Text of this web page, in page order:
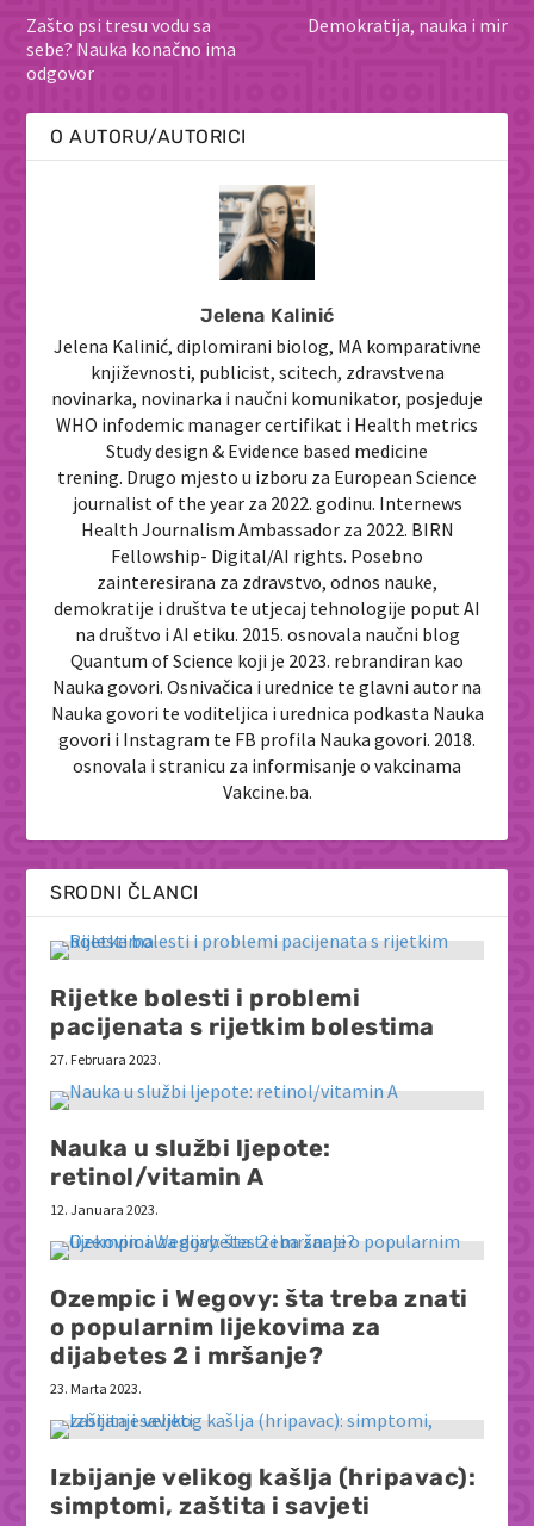
Zašto psi tresu vodu sa
sebe? Nauka konačno ima
odgovor
Demokratija, nauka i mir
O AUTORU/AUTORICI
Jelena Kalinić
Jelena Kalinić, diplomirani biolog, MA komparativne
književnosti, publicist, scitech, zdravstvena
novinarka, novinarka i naučni komunikator, posjeduje
WHO infodemic manager certifikat i Health metrics
Study design & Evidence based medicine
trening. Drugo mjesto u izboru za European Science
journalist of the year za 2022. godinu. Internews
Health Journalism Ambassador za 2022. BIRN
Fellowship- Digital/AI rights. Posebno
zainteresirana za zdravstvo, odnos nauke,
demokratije i društva te utjecaj tehnologije poput AI
na društvo i AI etiku. 2015. osnovala naučni blog
Quantum of Science koji je 2023. rebrandiran kao
Nauka govori. Osnivačica i urednice te glavni autor na
Nauka govori te voditeljica i urednica podkasta Nauka
govori i Instagram te FB profila Nauka govori. 2018.
osnovala i stranicu za informisanje o vakcinama
Vakcine.ba.
SRODNI ČLANCI
Rijetke bolesti i problemi
pacijenata s rijetkim bolestima
27. Februara 2023.
Nauka u službi ljepote:
retinol/vitamin A
12. Januara 2023.
Ozempic i Wegovy: šta treba znati
o popularnim lijekovima za
dijabetes 2 i mršanje?
23. Marta 2023.
Izbijanje velikog kašlja (hripavac):
simptomi, zaštita i savjeti